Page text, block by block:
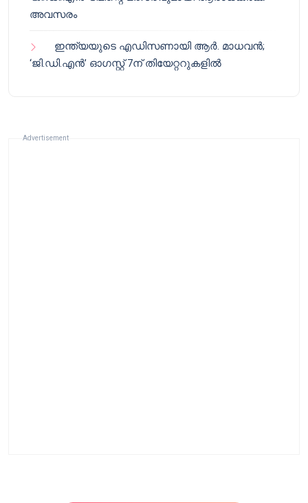
അവസരം
ഇന്ത്യയുടെ എഡിസണായി ആർ. മാധവൻ;
‘ജി.ഡി.എൻ’ ഓഗസ്റ്റ് 7ന് തിയേറ്ററുകളിൽ
Advertisement